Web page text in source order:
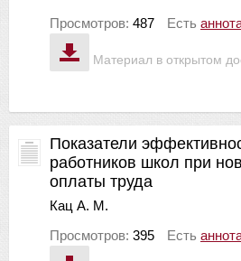
Материал в открытом
Просмотров: 487 Есть
Показатели
работников школ при
оплаты труда
Кац А. М.
Просмотров: 395 Есть